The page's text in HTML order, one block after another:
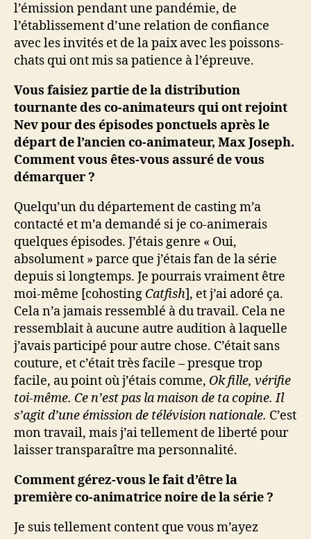
l’émission pendant une pandémie, de
l’établissement d’une relation de confiance
avec les invités et de la paix avec les poissons-
chats qui ont mis sa patience à l’épreuve.
Vous faisiez partie de la distribution
tournante des co-animateurs qui ont rejoint
Nev pour des épisodes ponctuels après le
départ de l’ancien co-animateur, Max Joseph.
Comment vous êtes-vous assuré de vous
démarquer ?
Quelqu’un du département de casting m’a
contacté et m’a demandé si je co-animerais
quelques épisodes. J’étais genre « Oui,
absolument » parce que j’étais fan de la série
depuis si longtemps. Je pourrais vraiment être
moi-même [cohosting Catfish], et j’ai adoré ça.
Cela n’a jamais ressemblé à du travail. Cela ne
ressemblait à aucune autre audition à laquelle
j’avais participé pour autre chose. C’était sans
couture, et c’était très facile – presque trop
facile, au point où j’étais comme, Ok fille, vérifie
toi-même. Ce n’est pas la maison de ta copine. Il
s’agit d’une émission de télévision nationale. C’est
mon travail, mais j’ai tellement de liberté pour
laisser transparaître ma personnalité.
Comment gérez-vous le fait d’être la
première co-animatrice noire de la série ?
Je suis tellement content que vous m’ayez